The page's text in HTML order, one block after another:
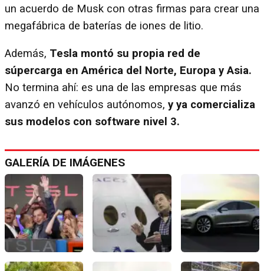
un acuerdo de Musk con otras firmas para crear una
megafábrica de baterías de iones de litio.
Además, Tesla montó su propia red de
súpercarga en América del Norte, Europa y Asia.
No termina ahí: es una de las empresas que más
avanzó en vehículos autónomos, y ya comercializa
sus modelos con software nivel 3.
GALERÍA DE IMÁGENES